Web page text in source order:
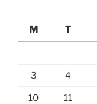
M
T
3 4
10 11